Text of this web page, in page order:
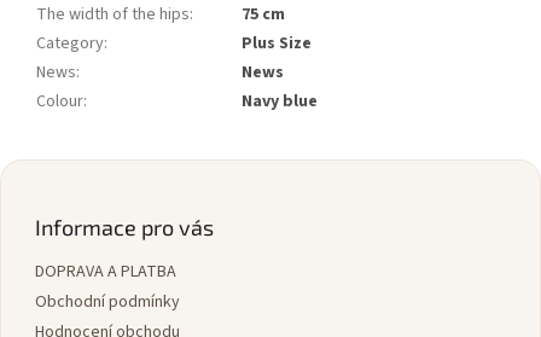
The width of the hips:
75 cm
Category:
Plus Size
News:
News
Colour: Navy blue
Z
Informace pro vás
DOPRAVA A PLATBA
Obchodní podmínky
Hodnocení obchodu